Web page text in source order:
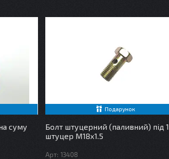
суму
Подарунок
Болт штуцерний (паливний) під 1
штуцер М18х1.5
13408